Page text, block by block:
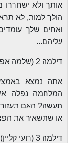
אותך ולא
הולך למות, לא
ואחים שלך
עליהם...
דילמה 2 (שלמה אפשטיין- עליו נכתב השיר "בלדה לחובש"):
אתה נמצא
המלחמה נפלה
תעשה? האם תעזור
או שתשאיר את
דילמה 3 ( רועי קליין